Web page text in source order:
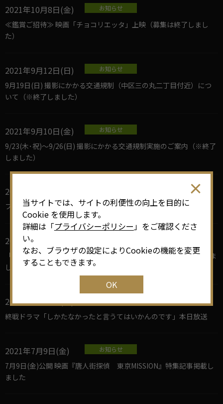
2021年10月8日(金) お知らせ
≪鑑賞ご招待≫ 映画「チョコリエッタ」上映（募集は終了しまし
た）
2021年9月12日(日) お知らせ
9月19日(日) 撮影にかかる交通規制（中区三の丸二丁目付近）につ
いて（※終了しました）
2021年9月10日(金) お知らせ
9/23(木･祝)～9/26(日) 撮影にかかる交通規制実施のご案内（※終了
しました）
2021年9月6日(月)
フォトライブラリーに新しい画像を追加しました。
2021年9月3日(金)
「なごや・ロケーション・ナビ 開設20周年」特集ページを公開しま
した。
2021年8月13日(金)
終戦ドラマ「しかたなかったと言うてはいかんのです」本日放送
2021年7月9日(金) お知らせ
7月9日(金)公開 映画『唐人街探偵 東京MISSION』特集記事掲載し
ました
当サイトでは、サイトの利便性の向上を目的に
Cookie を使用します。
詳細は「プライバシーポリシー」をご確認くださ
い。
なお、ブラウザの設定によりCookieの機能を変更
することもできます。
OK